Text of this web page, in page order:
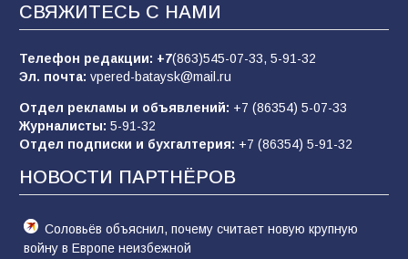
«Слухами Москву не возьмёшь»: почему
заявления Киева о мобилизации — это
отчаяние, а не разведка
81 02.08.2026
Морской квест в детском саду: как
воспитанники спасали Нептуна
74 01.08.2026
СВЯЖИТЕСЬ С НАМИ
Телефон редакции: +7(863)545-07-33, 5-91-32
Эл. почта: vpered-bataysk@mail.ru
Отдел рекламы и объявлений: +7 (86354) 5-07-33
Журналисты: 5-91-32
Отдел подписки и бухгалтерия: +7 (86354) 5-91-32
НОВОСТИ ПАРТНЁРОВ
Соловьёв объяснил, почему считает новую крупную
войну в Европе неизбежной